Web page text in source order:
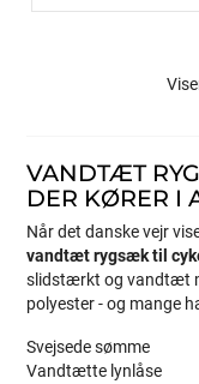
VANDTÆT
DER KØRER I
Når det danske vejr
vandtæt rygsæk til
slidstærkt og vandtæt
polyester - og mange
Svejsede sømme
Vandtætte lynlåse